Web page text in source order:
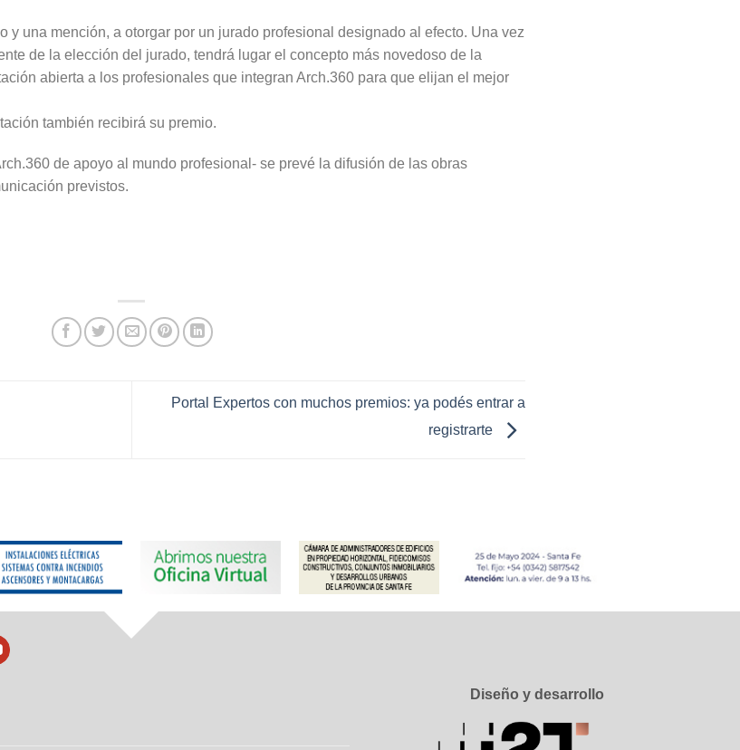
y una mención, a otorgar por un jurado profesional designado al efecto. Una vez
de la elección del jurado, tendrá lugar el concepto más novedoso de la
abierta a los profesionales que integran Arch.360 para que elijan el mejor
también recibirá su premio.
de apoyo al mundo profesional- se prevé la difusión de las obras
previstos.
Portal Expertos con muchos premios: ya podés entrar a
registrarte
Diseño y desarrollo